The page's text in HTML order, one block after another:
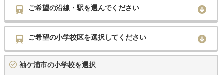
ご希望の沿線・駅を選んでください
ご希望の小学校区を選択してください
袖ケ浦市の小学校を選択